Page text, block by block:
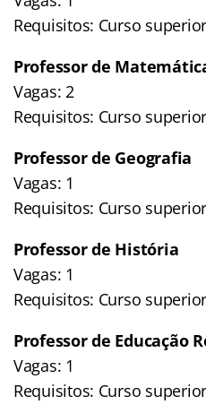
Requisitos: Curso
Professor de
Vagas: 2
Requisitos: Curso
Professor de Geografia
Vagas: 1
Requisitos: Curso
Professor de História
Vagas: 1
Requisitos: Curso
Professor de Educação
Vagas: 1
Requisitos: Curso